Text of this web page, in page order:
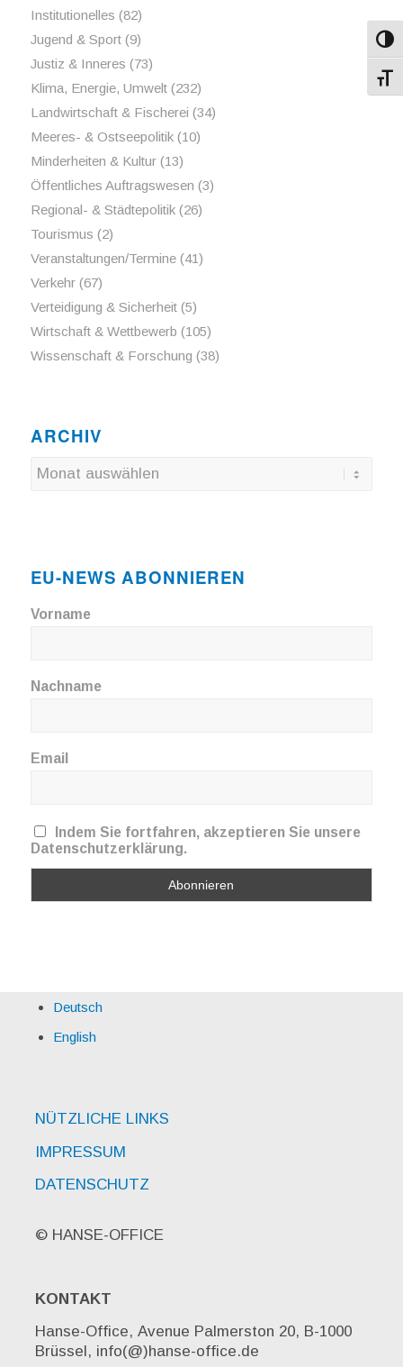
Institutionelles (82)
Jugend & Sport(9)
Justiz & Inneres (73)
Klima, Energie, Umwelt(232)
Landwirtschaft & Fischerei (34)
Meeres- & Ostseepolitik(10)
Minderheiten & Kultur(13)
Öffentliches Auftragswesen (3)
Regional- & Städtepolitik(26)
Tourismus (2)
Veranstaltungen/Termine(41)
Verkehr(67)
Verteidigung & Sicherheit(5)
Wirtschaft & Wettbewerb (105)
Wissenschaft & Forschung (38)
ARCHIV
EU-NEWS ABONNIEREN
Vorname
Nachname
Email
Indem Sie fortfahren, akzeptieren Sie unsere
Datenschutzerklärung.
Deutsch
English
NÜTZLICHE LINKS
IMPRESSUM
DATENSCHUTZ
© HANSE-OFFICE
KONTAKT
Hanse-Office, Avenue Palmerston 20, B-1000
Brüssel, info(@)hanse-office.de